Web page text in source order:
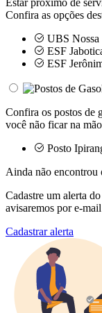
Confira as opções
UBS Nossa
ESF
ESF
Confira os postos de
você não ficar na
Posto
Ainda não encontrou
Cadastre um alerta
avisaremos por e-
Cadastrar alerta